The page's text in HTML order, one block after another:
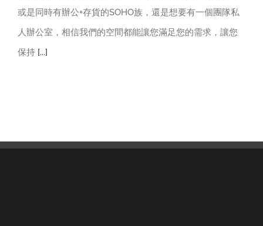
或是同時有辦公+存貨的SOHO族，還是想要有一個團隊私
人辦公室，相信我們的空間都能讓您滿足您的需求，讓您
保持 [...]